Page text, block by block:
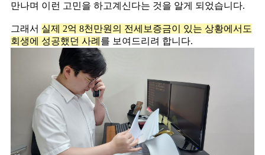
만나며 이런 고민을 하고계신다는 것을 알게 되었습니다.
그래서 실제 2억 8천만원의 전세보증금이 있는 상황에서도
회생에 성공했던 사례 를 보여드리려 합니다.